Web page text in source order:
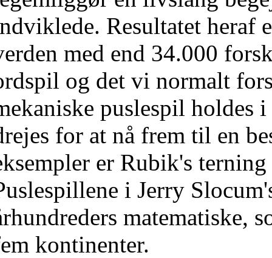
Resultatet heraf
med end 34.000
og det vi normalt
puslespil holdes
for at nå frem til en
er Rubik's
i Jerry
matematiske,
kontinenter.